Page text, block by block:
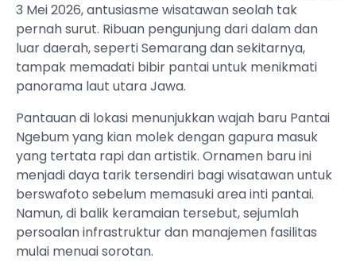
3 Mei 2026, antusiasme wisatawan seolah tak
pernah surut. Ribuan pengunjung dari dalam dan
luar daerah, seperti Semarang dan sekitarnya,
tampak memadati bibir pantai untuk menikmati
panorama laut utara Jawa.
​Pantauan di lokasi menunjukkan wajah baru Pantai
Ngebum yang kian molek dengan gapura masuk
yang tertata rapi dan artistik. Ornamen baru ini
menjadi daya tarik tersendiri bagi wisatawan untuk
berswafoto sebelum memasuki area inti pantai.
Namun, di balik keramaian tersebut, sejumlah
persoalan infrastruktur dan manajemen fasilitas
mulai menuai sorotan.